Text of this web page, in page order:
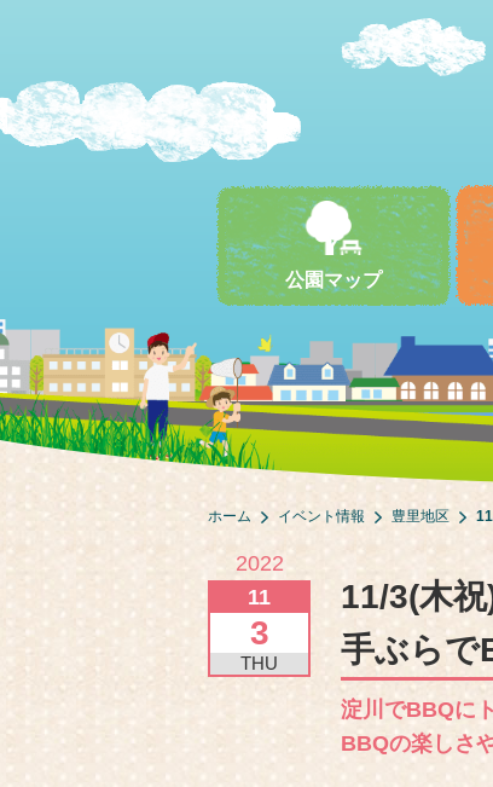
公園マップ
ホーム イベント情報 豊里地区
2022
11
3
THU
11/3(木
手ぶらで
淀川でBBQに
BBQの楽しさ